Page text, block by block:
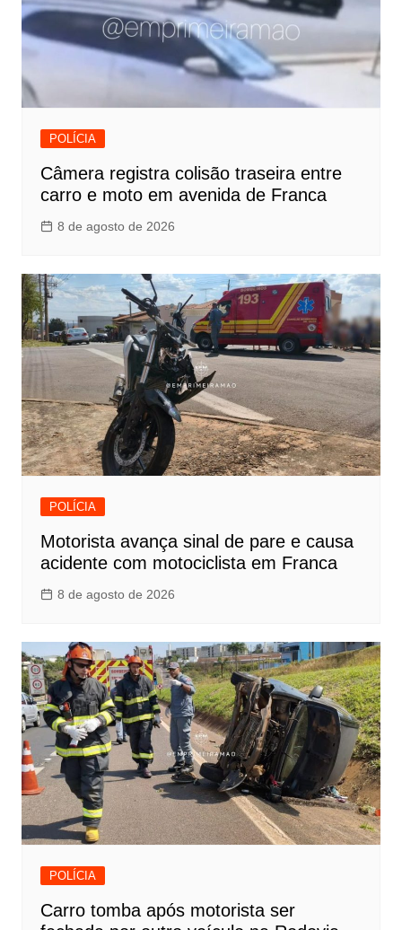
POLÍCIA
Câmera registra colisão traseira entre
carro e moto em avenida de Franca
8 de agosto de 2026
POLÍCIA
Motorista avança sinal de pare e causa
acidente com motociclista em Franca
8 de agosto de 2026
POLÍCIA
Carro tomba após motorista ser